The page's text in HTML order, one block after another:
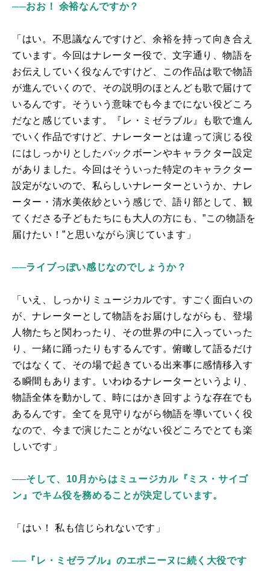
──おお！ 余裕なんですか？
「はい。不思議なんですけど、余裕を持って向き合え
ています 。今回はナレーター役で、文字通り、物語を
お伝えしていく役なんですけど、
この作品は歌で物語
が進んでいくので、 その説明のほとんども歌で届けて
いるんです。 そういう意味でも今までにない役どころ
だなと感じています。
『レ・ミゼラブル』も歌で進ん
でいく作品ですけど、ナレーターとは違って演じる役
にはしっかりとしたバックボーンやキャラクター設定
がありました。今回はそういった特定のキャラクター
設定がないので、私らしいナレーターというか、ナレ
ーター・清水美依紗という感じで、語り部として、 観
てくださる子どもたちにも大人の方にも、”この物語を
届けたい！”と思いながら演じています 」
──ライブっぽい感じなのでしょうか？
「いえ、しっかりミュージカルです。すごく面白いの
が、ナレーターとして物語をお届け しながらも
、登場
人物たちと 関わったり 、その世界の中に 入っていった
り、一緒に踊ったりもするんです。俯瞰して語る だけ
ではなくて、 その場で起きている出来事に感情移入す
る瞬間 もあります。 いわゆるナレーターというより、
物語全体を動かして、時にはかき回すような存在でも
あるんです。全てを見守りながら物語を導いていく役
なので、 今まで演じたことがない役どころでとても楽
しいです」
──そして、10月からはミュージカル『ミス・サイゴ
ン』でキム役を務めることが決定しています。
「 はい！私も信じられないです」
──『レ・ミゼラブル』のエポニーヌに続く大役です